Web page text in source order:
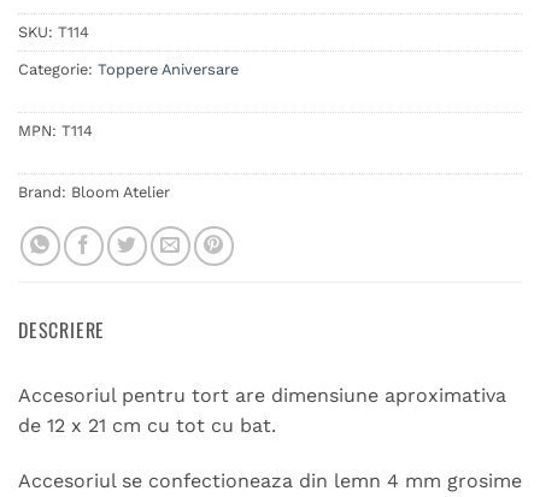
SKU: T114
Categorie: Toppere Aniversare
MPN: T114
Brand: Bloom Atelier
DESCRIERE
Accesoriul pentru tort are dimensiune aproximativa
de 12 x 21 cm cu tot cu bat.
Accesoriul se confectioneaza din lemn 4 mm grosime